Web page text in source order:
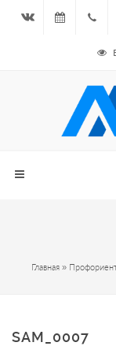
08.08.2026
- Чётная
неделя
964
687
Главная»
SAM_0007